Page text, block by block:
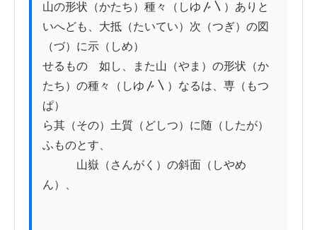
山の形状（かたち）種々（しゆ〴〵）ありと
いへども、大抵（たいてい）次（つぎ）の図
（づ）に示（しめ）
せるものゝ如し、また山（やま）の形状（か
たち）の種々（しゆ〴〵）なるは、専（もつ
ぱ）
ら其（その）土質（どしつ）に随（したが）
ふものとす、
山嶽（さんがく）の斜面（しやめ
ん）、